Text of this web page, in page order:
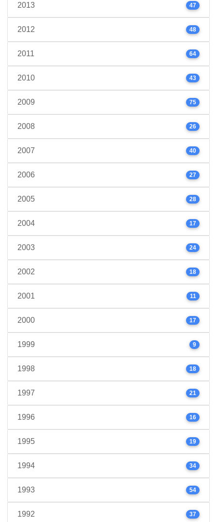
2013 47
2012 48
2011 64
2010 43
2009 75
2008 26
2007 40
2006 27
2005 28
2004 17
2003 24
2002 18
2001 11
2000 17
1999 9
1998 18
1997 21
1996 16
1995 19
1994 34
1993 54
1992 37